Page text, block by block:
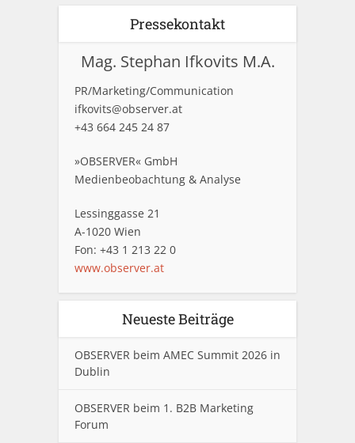
Pressekontakt
Mag. Stephan Ifkovits M.A.
PR/Marketing/Communication
ifkovits@observer.at
+43 664 245 24 87
»OBSERVER« GmbH
Medienbeobachtung & Analyse
Lessinggasse 21
A-1020 Wien
Fon: +43 1 213 22 0
www.observer.at
Neueste Beiträge
OBSERVER beim AMEC Summit 2026 in
Dublin
OBSERVER beim 1. B2B Marketing
Forum